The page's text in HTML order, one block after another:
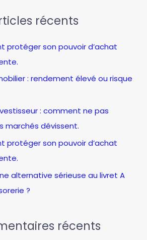
récents
protéger son pouvoir d’achat
: rendement élevé ou risque
: comment ne pas
marchés dévissent.
protéger son pouvoir d’achat
alternative sérieuse au livret A
?
récents